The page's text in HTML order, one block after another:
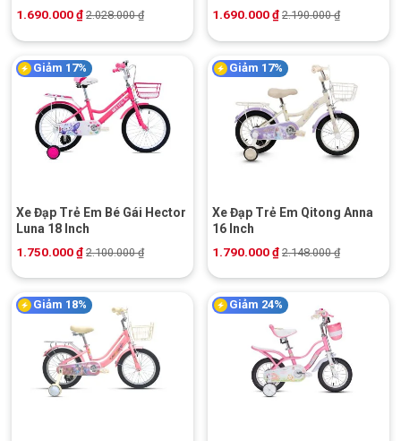
1.690.000₫ 2.028.000₫
1.690.000₫ 2.190.000₫
Giảm 17%
Xe Đạp Trẻ Em Bé Gái Hector
Luna 18 Inch
1.750.000₫ 2.100.000₫
Giảm 17%
Xe Đạp Trẻ Em Qitong Anna
16 Inch
1.790.000₫ 2.148.000₫
Giảm 18% Giảm 24%